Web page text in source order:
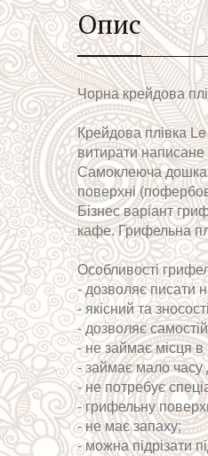
Опис
Чорна крейдова
Крейдова плівка
витирати
Самоклеюча дошка
поверхні
Бізнес варіант
кафе. Грифельна
Особливості
- дозволяє писати
- якісний та
- дозволяє
- не займає місця
- займає мало
- не потребує
- грифельну
- не має запаху;
- можна підрізати